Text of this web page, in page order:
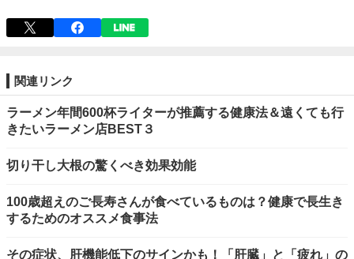
関連リンク
ラーメン年間600杯ライターが推薦する健康法＆遠くても行
きたいラーメン店BEST３
切り干し大根の驚くべき効果効能
100歳超えのご長寿さんが食べているものは？健康で長生き
するためのオススメ食事法
その症状、肝機能低下のサインかも！「肝臓」と「疲れ」の